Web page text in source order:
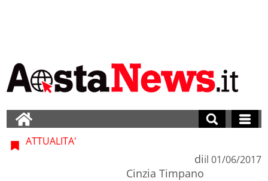
ATTUALITA'
di
Cinzia Timpano
il 01/06/2017